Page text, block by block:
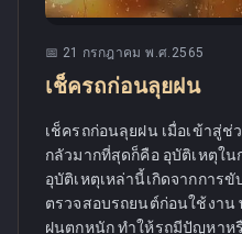
📅 21 กรกฎาคม พ.ศ.2565
เช็ครถก่อนลุยฝน
เช็ครถก่อนลุยฝน เมื่อเข้าสู่
กลัวมากที่สุดก็คือ อุบัติเหตุใ
อุบัติเหตุเหล่านี้เกิดจากการ
ตรวจสอบรถยนต์ก่อนใช้งาน
ฝนตกหนัก ทำให้รถมีปัญหาห